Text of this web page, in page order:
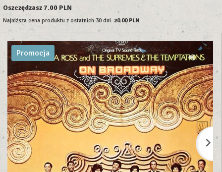
Oszczędzasz 7.00 PLN
Najniższa cena produktu z ostatnich 30 dni: 20.00 PLN
Promocja